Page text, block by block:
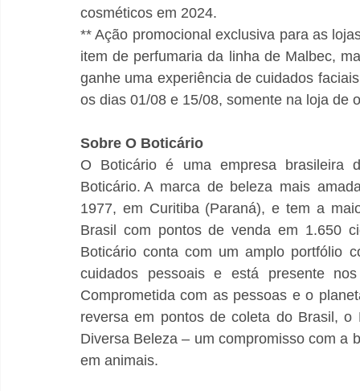
cosméticos em 2024.
** Ação promocional exclusiva para as
item de perfumaria da linha de Malbec,
ganhe uma experiência de cuidados
os dias 01/08 e 15/08, somente na loja de
Sobre O Boticário
O Boticário é uma empresa brasileira
Boticário. A marca de beleza mais
1977, em Curitiba (Paraná), e tem a
Brasil com pontos de venda em 1.650
Boticário conta com um amplo portfólio
cuidados pessoais e está presente
Comprometida com as pessoas e o
reversa em pontos de coleta do Brasil,
Diversa Beleza – um compromisso com a
em animais.